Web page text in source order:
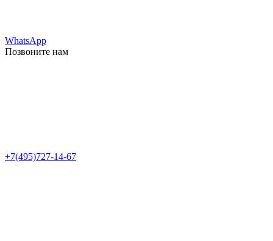
WhatsApp
Позвоните нам
+7(495)727-14-67